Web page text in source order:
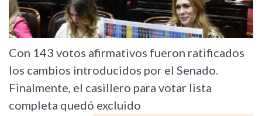
Con 143 votos afirmativos fueron ratificados
los cambios introducidos por el Senado.
Finalmente, el casillero para votar lista
completa quedó excluido